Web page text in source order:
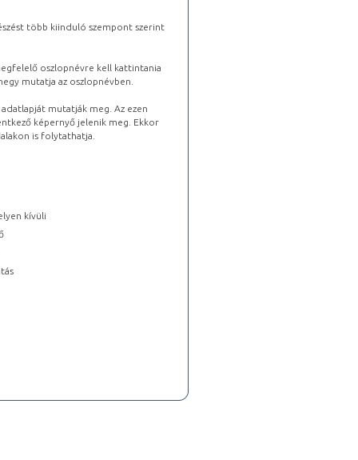
több kiinduló szempont szerint
oszlopnévre kell kattintania
mutatja az oszlopnévben.
mutatják meg. Az ezen
képernyő jelenik meg. Ekkor
is folytathatja.
kívüli